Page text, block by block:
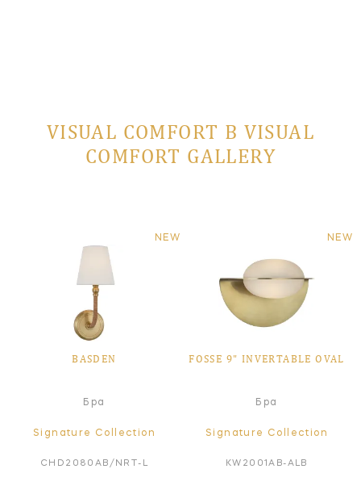
VISUAL COMFORT В VISUAL
COMFORT GALLERY
NEW
BASDEN
Бра
Signature Collection
CHD2080AB/NRT-L
NEW
FOSSE 9" INVERTABLE OVAL
Бра
Signature Collection
KW2001AB-ALB